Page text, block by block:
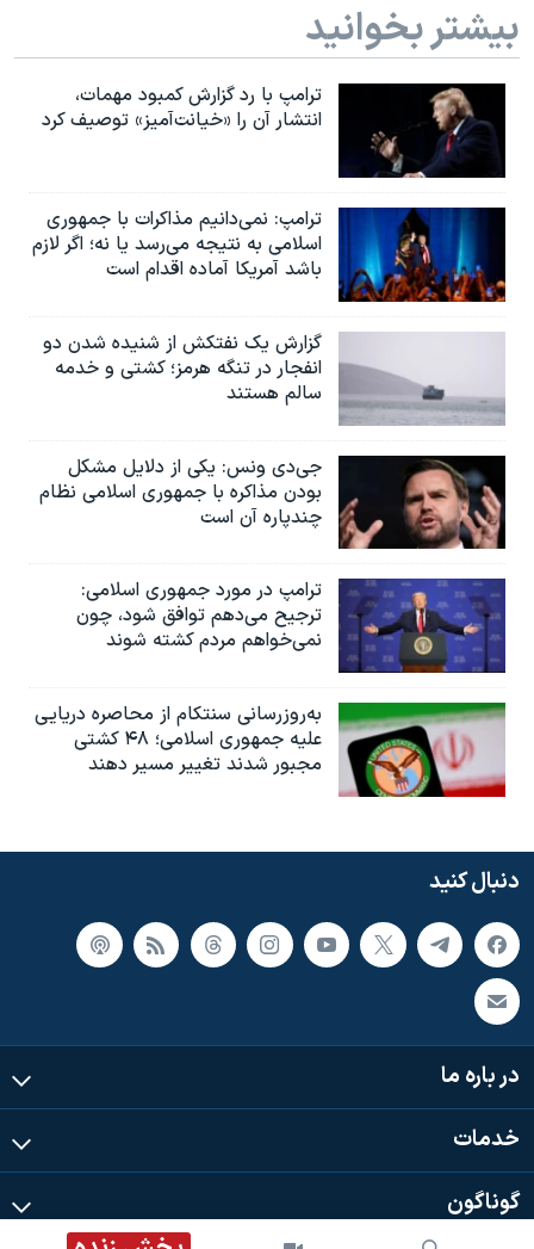
بیشتر بخوانید
ترامپ با رد گزارش کمبود مهمات،
انتشار آن را «خیانت‌آمیز» توصیف کرد
ترامپ: نمی‌دانیم مذاکرات با جمهوری
اسلامی به نتیجه می‌رسد یا نه؛ اگر لازم
باشد آمریکا آماده اقدام است
گزارش یک نفتکش از شنیده شدن دو
انفجار در تنگه هرمز؛ کشتی و خدمه
سالم هستند
جی‌دی ونس: یکی از دلایل مشکل
بودن مذاکره با جمهوری اسلامی نظام
چندپاره آن است
ترامپ در مورد جمهوری اسلامی:
ترجیح می‌دهم توافق شود، چون
نمی‌خواهم مردم کشته شوند
به‌روزرسانی سنتکام از محاصره دریایی
علیه جمهوری اسلامی؛ ۴۸ کشتی
مجبور شدند تغییر مسیر دهند
دنبال کنید
در باره ما
خدمات
گوناگون